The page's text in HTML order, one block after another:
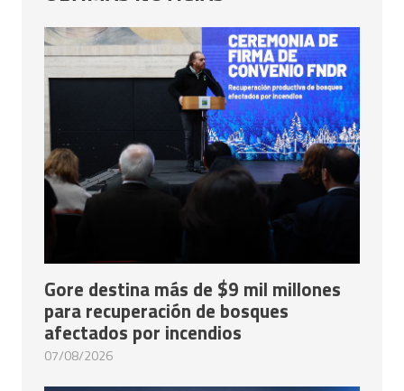
Gore destina más de $9 mil millones
para recuperación de bosques
afectados por incendios
07/08/2026